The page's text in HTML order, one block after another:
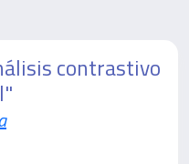
contrastivo